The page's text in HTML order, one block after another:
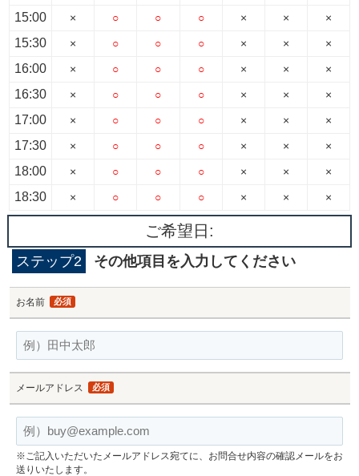
15:00
15:30
16:00
16:30
17:00
17:30
18:00
18:30
×
×
×
×
×
×
×
×
○
○
○
○
○
○
○
○
○
○
○
○
○
○
○
○
○
○
○
○
○
○
○
○
×
×
×
×
×
×
×
×
×
×
×
×
×
×
×
×
×
×
×
×
×
×
×
×
ご希望日:
ステップ2 その他項目を入力してください
お名前 必須
メールアドレス 必須
※ご記入いただいたメールアドレス宛てに、お問合せ内容の確認メールをお
送りいたします。